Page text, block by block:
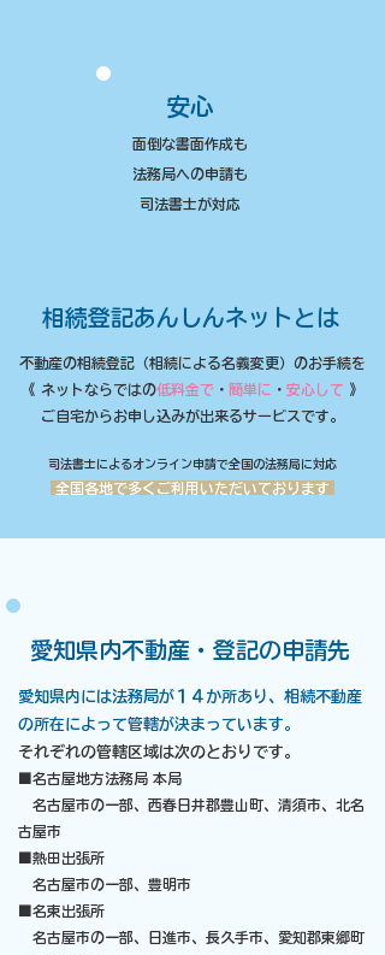
安心
面倒な書面作成も
法務局への申請も
​司法書士が対応
相続登記あんしんネットとは
不動産の相続登記（相続による名義変更）のお手続を
《​ ネットならではの低料金で ・ 簡単に ・ 安心して 》
​ご自宅からお申し込みが出来るサービスです。
司法書士によるオンライン申請で全国の法務局に対応
全国各地で多くご利用いただいております
​愛知県内不動産・登記の申請先
愛知県内には法務局が１４か所あり、相続不動産
の所在によって管轄が決まっています。
それぞれの管轄区域は次のとおりです。
■名古屋地方法務局 本局
名古屋市の一部、西春日井郡豊山町、清須市、北名
古屋市
■熱田出張所
名古屋市の一部、豊明市
■名東出張所
名古屋市の一部、日進市、長久手市、愛知郡東郷町